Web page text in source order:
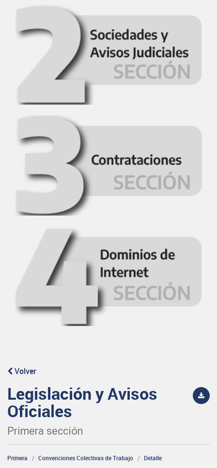
Volver
Legislación y Avisos
Oficiales
Primera sección
Primera Convenciones Colectivas de Trabajo Detalle